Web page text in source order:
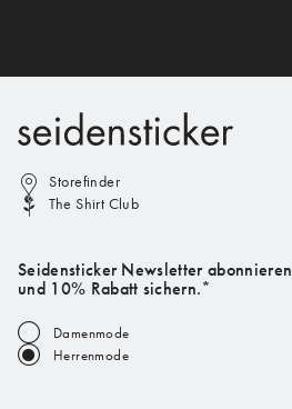
Storefinder
The Shirt Club
Seidensticker Newsletter abonnieren
und 10% Rabatt sichern.*
Damenmode
Herrenmode